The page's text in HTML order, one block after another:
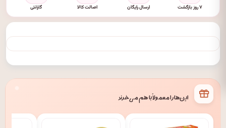
۷ روز بازگشت ارسال رایگان اصالت کالا گارانتی
این‌ها را معمولاً با هم می‌خرند